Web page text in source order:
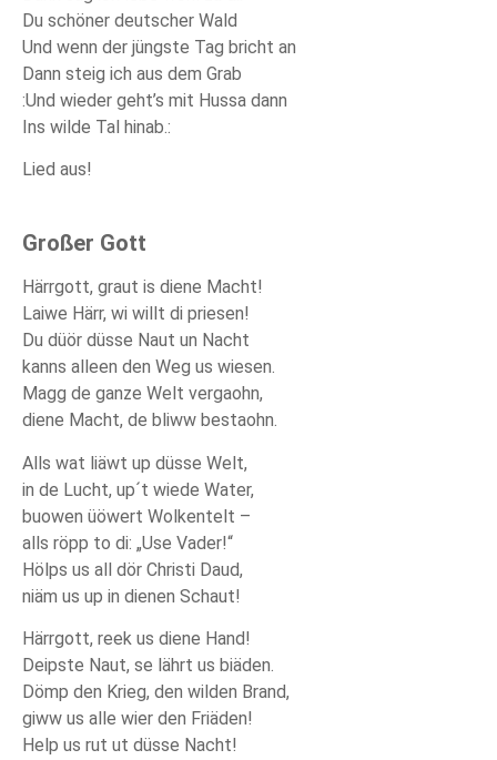
Du schöner deutscher Wald
Und wenn der jüngste Tag bricht an
Dann steig ich aus dem Grab
:Und wieder geht’s mit Hussa dann
Ins wilde Tal hinab.:
Lied aus!
Großer Gott
Härrgott, graut is diene Macht!
Laiwe Härr, wi willt di priesen!
Du düör düsse Naut un Nacht
kanns alleen den Weg us wiesen.
Magg de ganze Welt vergaohn,
diene Macht, de bliww bestaohn.
Alls wat liäwt up düsse Welt,
in de Lucht, up´t wiede Water,
buowen üöwert Wolkentelt –
alls röpp to di: „Use Vader!“
Hölps us all dör Christi Daud,
niäm us up in dienen Schaut!
Härrgott, reek us diene Hand!
Deipste Naut, se lährt us biäden.
Dömp den Krieg, den wilden Brand,
giww us alle wier den Friäden!
Help us rut ut düsse Nacht!